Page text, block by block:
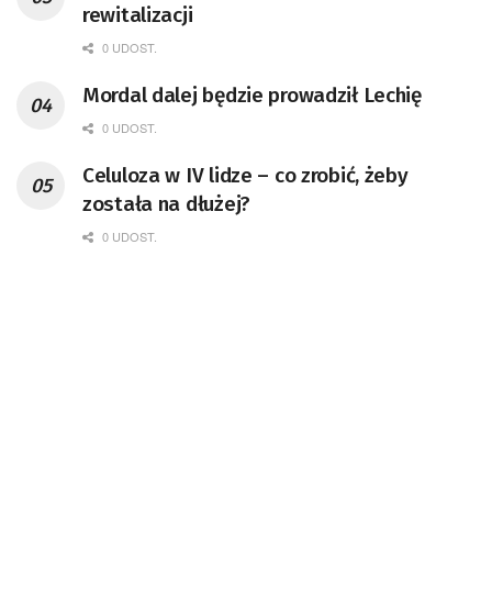
rewitalizacji
0 UDOST.
Mordal dalej będzie prowadził Lechię
0 UDOST.
Celuloza w IV lidze – co zrobić, żeby
została na dłużej?
0 UDOST.